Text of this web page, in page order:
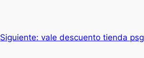
Siguiente: vale descuento tienda psg